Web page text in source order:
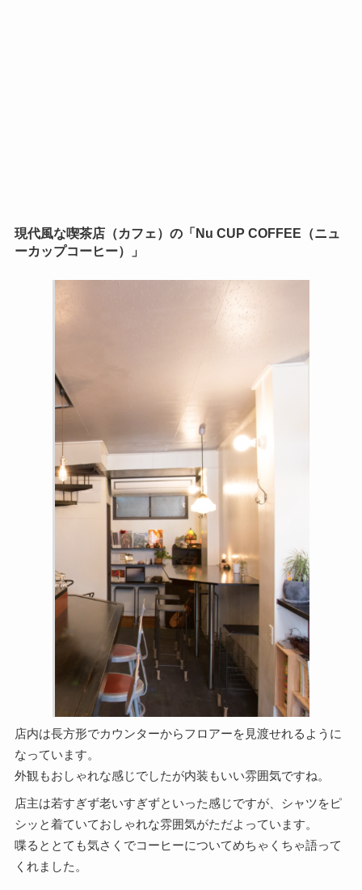
現代風な喫茶店（カフェ）の「Nu CUP COFFEE（ニュ
ーカップコーヒー）」
店内は長方形でカウンターからフロアーを見渡せれるように
なっています。
外観もおしゃれな感じでしたが内装もいい雰囲気ですね。
店主は若すぎず老いすぎずといった感じですが、シャツをピ
シッと着ていておしゃれな雰囲気がただよっています。
喋るととても気さくでコーヒーについてめちゃくちゃ語って
くれました。